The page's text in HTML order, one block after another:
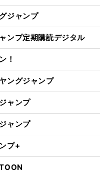
ジャンプ
ンプ定期購読デジタル
！
ングジャンプ
ャンプ
ャンプ
プ+